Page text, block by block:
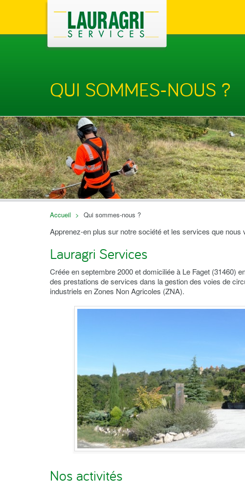
QUI SOMMES-NOUS ?
Accueil > Qui sommes-nous ?
Apprenez-en plus sur notre société et les services que nous
Lauragri Services
Créée en septembre 2000 et domiciliée à Le Faget (31460)
des prestations de services dans la gestion des voies de
industriels en Zones Non Agricoles (ZNA).
Nos activités